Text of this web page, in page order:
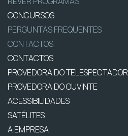
CONCURSOS
PERGUNTAS FREQUENTES
CONTACTOS
CONTACTOS
PROVEDORA DO TELESPECTADOR
PROVEDORA DO OUVINTE
ACESSIBILIDADES
SATÉLITES
A EMPRESA